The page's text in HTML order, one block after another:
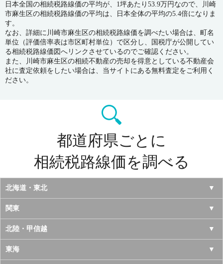
日本全国の相続税路線価の平均が、1坪あたり53.9万円なので、川崎
市麻生区の相続税路線価の平均は、日本全体の平均の5.4倍になりま
す。
なお、詳細に川崎市麻生区の相続税路線価を調べたい場合は、町名
単位（評価倍率表は市区町村単位）で区分し、国税庁が公開してい
る相続税路線価図へリンクさせているのでご確認ください。
また、川崎市麻生区の相続不動産の売却を得意としている不動産会
社に査定依頼をしたい場合は、当サイトにある無料査定をご利用く
ださい。
都道府県ごとに
相続税路線価を調べる
北海道・東北
北海道
青森県
岩手県
関東
東京都
神奈川県
北陸・甲信越
山梨県
東海